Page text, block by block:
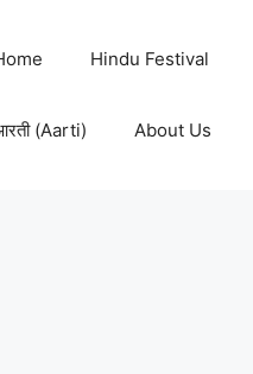
Hindu Festival
(Aarti) About Us